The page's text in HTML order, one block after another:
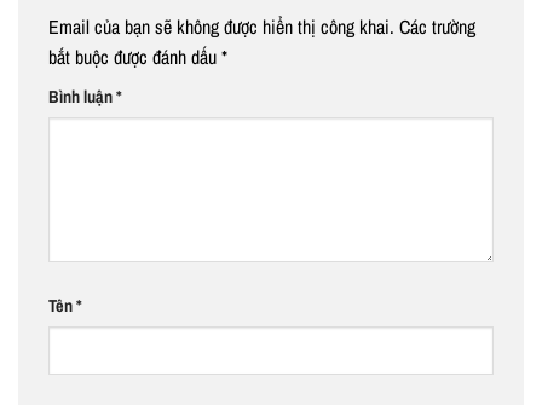
Email của bạn sẽ không được hiển thị công khai. Các trường
bắt buộc được đánh dấu*
Bình luận*
Tên*